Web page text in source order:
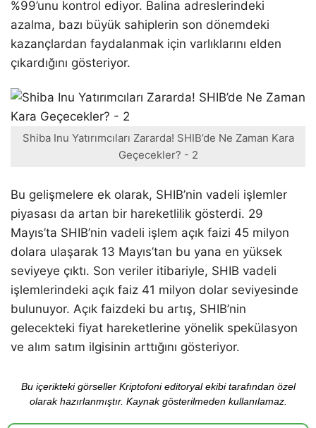
%99’unu kontrol ediyor. Balina adreslerindeki
azalma, bazı büyük sahiplerin son dönemdeki
kazançlardan faydalanmak için varlıklarını elden
çıkardığını gösteriyor.
Shiba Inu Yatırımcıları Zararda! SHIB’de Ne Zaman Kara
Geçecekler? - 2
Bu gelişmelere ek olarak, SHIB’nin vadeli işlemler
piyasası da artan bir hareketlilik gösterdi. 29
Mayıs’ta SHIB’nin vadeli işlem açık faizi 45 milyon
dolara ulaşarak 13 Mayıs’tan bu yana en yüksek
seviyeye çıktı. Son veriler itibariyle, SHIB vadeli
işlemlerindeki açık faiz 41 milyon dolar seviyesinde
bulunuyor. Açık faizdeki bu artış, SHIB’nin
gelecekteki fiyat hareketlerine yönelik spekülasyon
ve alım satım ilgisinin arttığını gösteriyor.
Bu içerikteki görseller Kriptofoni editoryal ekibi tarafından özel
olarak hazırlanmıştır. Kaynak gösterilmeden kullanılamaz.